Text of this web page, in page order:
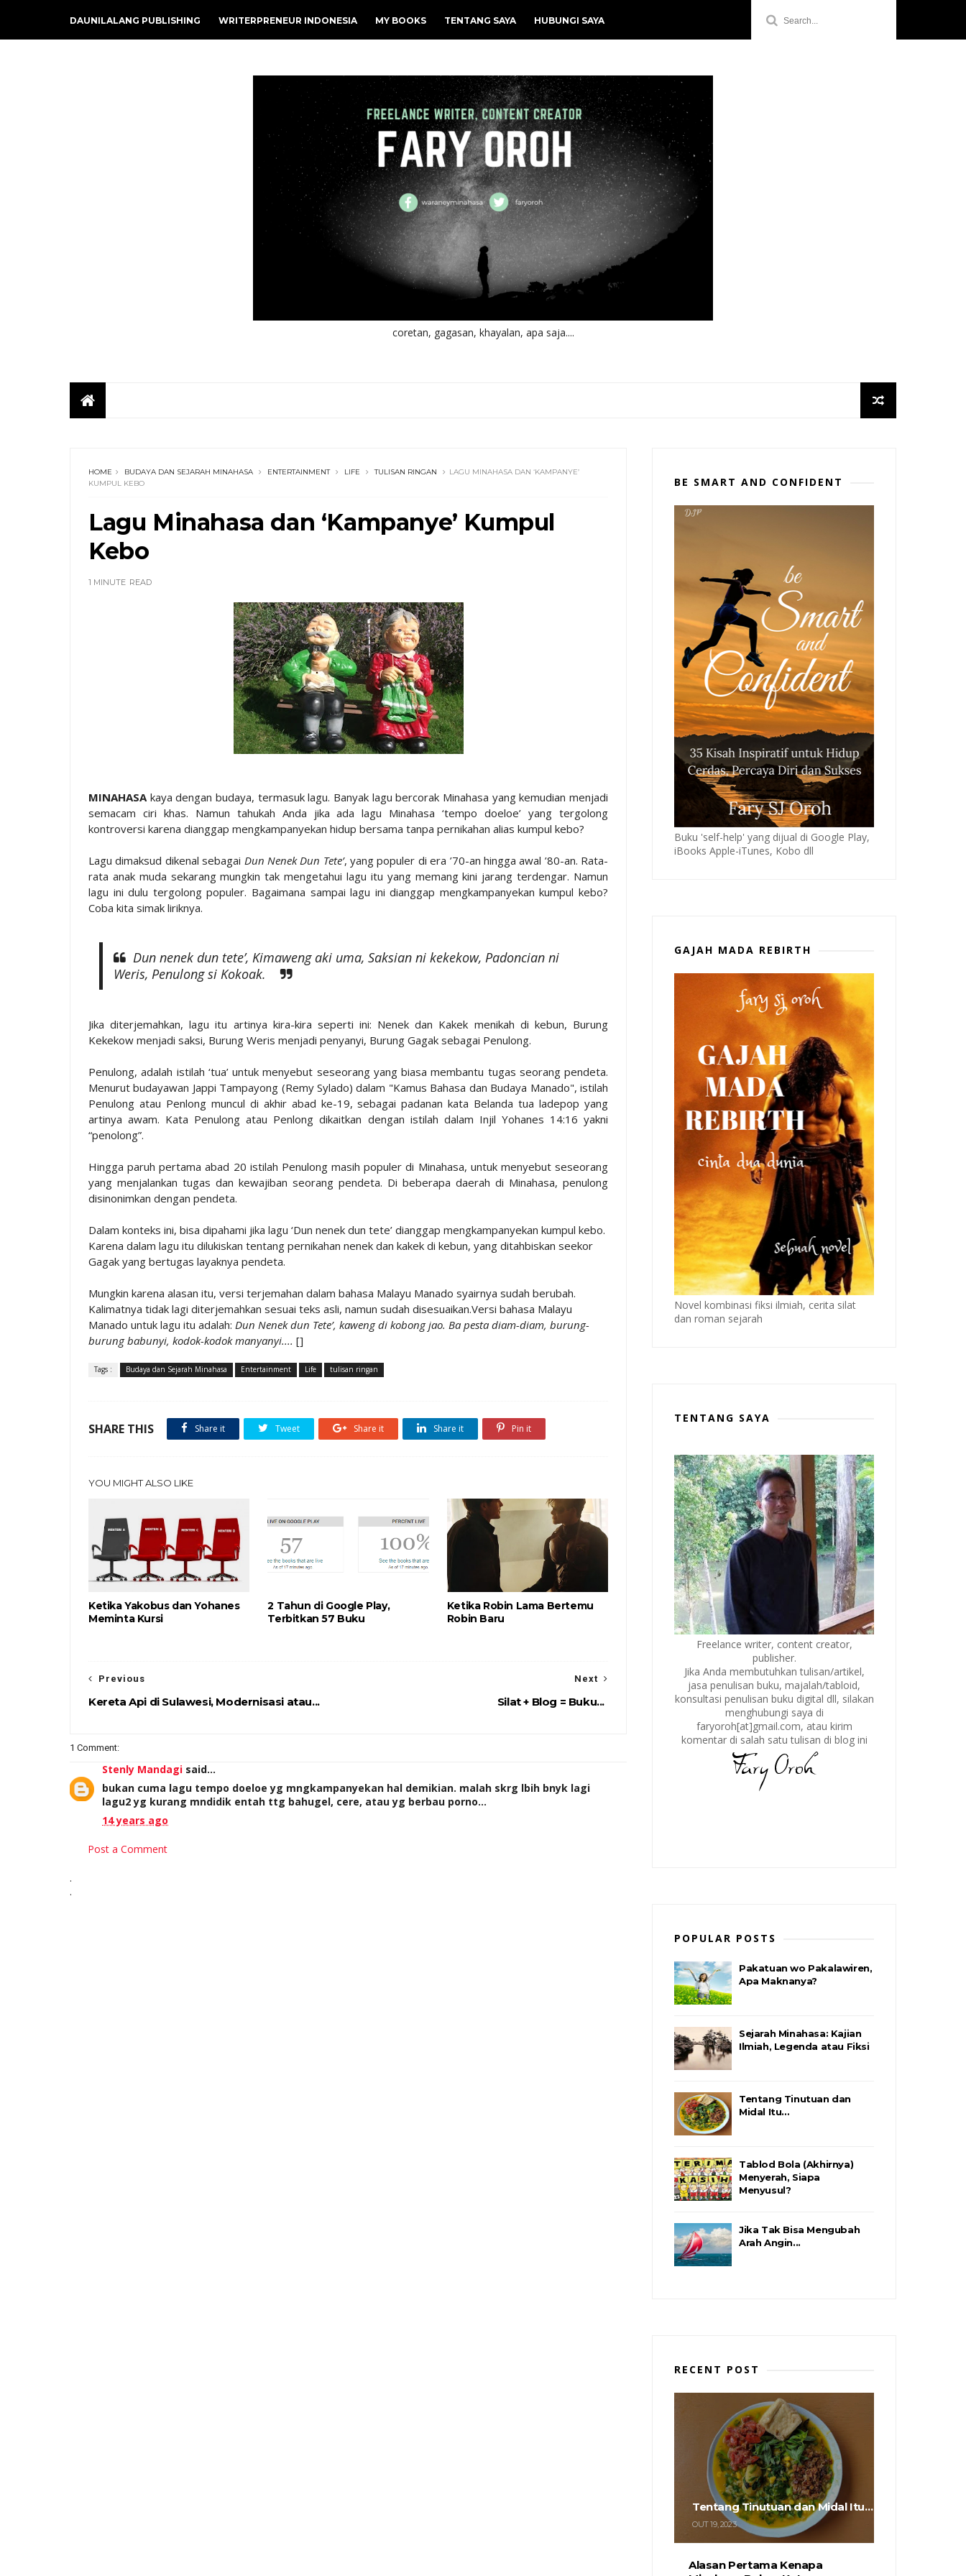
DAUNILALANG PUBLISHING WRITERPRENEUR INDONESIA MY BOOKS TENTANG SAYA HUBUNGI SAYA
coretan, gagasan, khayalan, apa saja....
HOME BUDAYA DAN SEJARAH MINAHASA ENTERTAINMENT LIFE TULISAN RINGAN
LAGU MINAHASA DAN ‘KAMPANYE’
KUMPUL KEBO
Lagu Minahasa dan ‘Kampanye’ Kumpul
Kebo
1 MINUTE READ
MINAHASA kaya dengan budaya, termasuk lagu. Banyak lagu bercorak Minahasa yang kemudian menjadi
semacam ciri khas. Namun tahukah Anda jika ada lagu Minahasa ‘tempo doeloe’ yang tergolong
kontroversi karena dianggap mengkampanyekan hidup bersama tanpa pernikahan alias kumpul kebo?
Lagu dimaksud dikenal sebagai Dun Nenek Dun Tete’, yang populer di era ’70-an hingga awal ’80-an. Rata-
rata anak muda sekarang mungkin tak mengetahui lagu itu yang memang kini jarang terdengar. Namun
lagu ini dulu tergolong populer. Bagaimana sampai lagu ini dianggap mengkampanyekan kumpul kebo?
Coba kita simak liriknya.
Dun nenek dun tete’, Kimaweng aki uma, Saksian ni kekekow, Padoncian ni
Weris, Penulong si Kokoak.
Jika diterjemahkan, lagu itu artinya kira-kira seperti ini: Nenek dan Kakek menikah di kebun, Burung
Kekekow menjadi saksi, Burung Weris menjadi penyanyi, Burung Gagak sebagai Penulong.
Penulong, adalah istilah ‘tua’ untuk menyebut seseorang yang biasa membantu tugas seorang pendeta.
Menurut budayawan Jappi Tampayong (Remy Sylado) dalam "Kamus Bahasa dan Budaya Manado", istilah
Penulong atau Penlong muncul di akhir abad ke-19, sebagai padanan kata Belanda tua ladepop yang
artinya awam. Kata Penulong atau Penlong dikaitkan dengan istilah dalam Injil Yohanes 14:16 yakni
“penolong”.
Hingga paruh pertama abad 20 istilah Penulong masih populer di Minahasa, untuk menyebut seseorang
yang menjalankan tugas dan kewajiban seorang pendeta. Di beberapa daerah di Minahasa, penulong
disinonimkan dengan pendeta.
Dalam konteks ini, bisa dipahami jika lagu ‘Dun nenek dun tete’ dianggap mengkampanyekan kumpul kebo.
Karena dalam lagu itu dilukiskan tentang pernikahan nenek dan kakek di kebun, yang ditahbiskan seekor
Gagak yang bertugas layaknya pendeta.
Mungkin karena alasan itu, versi terjemahan dalam bahasa Malayu Manado syairnya sudah berubah.
Kalimatnya tidak lagi diterjemahkan sesuai teks asli, namun sudah disesuaikan.Versi bahasa Malayu
Manado untuk lagu itu adalah: Dun Nenek dun Tete’, kaweng di kobong jao. Ba pesta diam-diam, burung-
burung babunyi, kodok-kodok manyanyi.... []
Tags : Budaya dan Sejarah Minahasa Entertainment Life tulisan ringan
SHARE THIS Share it Tweet Share it Share it Pin it
YOU MIGHT ALSO LIKE
Ketika Yakobus dan Yohanes
Meminta Kursi
2 Tahun di Google Play,
Terbitkan 57 Buku
Ketika Robin Lama Bertemu
Robin Baru
Next
Silat + Blog = Buku...
Previous
Kereta Api di Sulawesi, Modernisasi atau...
1 Comment:
Stenly Mandagi said...
bukan cuma lagu tempo doeloe yg mngkampanyekan hal demikian. malah skrg lbih bnyk lagi
lagu2 yg kurang mndidik entah ttg bahugel, cere, atau yg berbau porno...
14 years ago
Post a Comment
.
.
BE SMART AND CONFIDENT
Buku 'self-help' yang dijual di Google Play,
iBooks Apple-iTunes, Kobo dll
GAJAH MADA REBIRTH
Novel kombinasi fiksi ilmiah, cerita silat
dan roman sejarah
TENTANG SAYA
Freelance writer, content creator,
publisher.
Jika Anda membutuhkan tulisan/artikel,
jasa penulisan buku, majalah/tabloid,
konsultasi penulisan buku digital dll, silakan
menghubungi saya di
faryoroh[at]gmail.com, atau kirim
komentar di salah satu tulisan di blog ini
POPULAR POSTS
Pakatuan wo Pakalawiren,
Apa Maknanya?
Sejarah Minahasa: Kajian
Ilmiah, Legenda atau Fiksi
Tentang Tinutuan dan
Midal Itu…
Tablod Bola (Akhirnya)
Menyerah, Siapa
Menyusul?
Jika Tak Bisa Mengubah
Arah Angin...
RECENT POST
Tentang Tinutuan dan Midal Itu…
OUT 19, 2023
Alasan Pertama Kenapa